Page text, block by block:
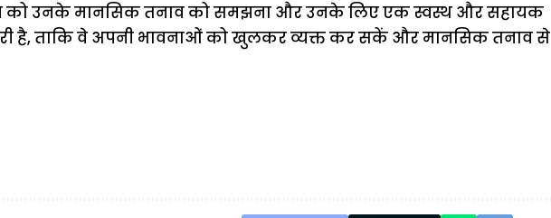
को उनके मानसिक तनाव को समझना और उनके लिए एक स्वस्थ और सहायक
है, ताकि वे अपनी भावनाओं को खुलकर व्यक्त कर सकें और मानसिक तनाव से